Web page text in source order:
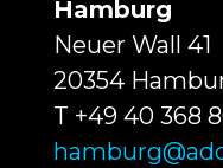
Hamburg
Neuer Wall 41
20354
T +49 40 368